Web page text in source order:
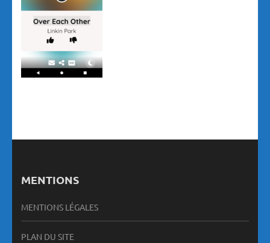
MENTIONS
MENTIONS LÉGALES
PLAN DU SITE